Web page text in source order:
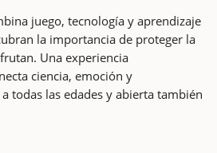
juego, tecnología y aprendizaje
la importancia de proteger la
Una experiencia
ciencia, emoción y
todas las edades y abierta también